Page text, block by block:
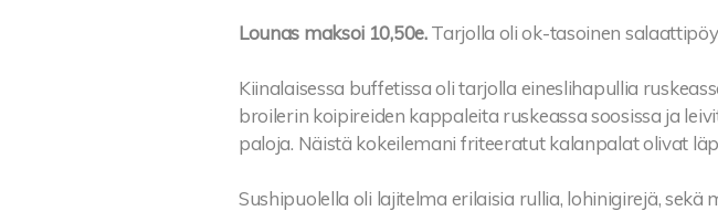
Lounas maksoi 10,50e. Tarjolla oli ok-tasoinen
Kiinalaisessa buffetissa oli tarjolla eineslihapullia
broilerin koipireiden kappaleita ruskeassa soosissa ja
paloja. Näistä kokeilemani friteeratut kalanpalat olivat
Sushipuolella oli lajitelma erilaisia rullia, lohinigirejä, sekä